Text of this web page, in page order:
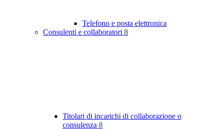
Telefono e posta elettronica
Consulenti e collaboratori 8
Titolari di incarichi di collaborazione o
consulenza 8